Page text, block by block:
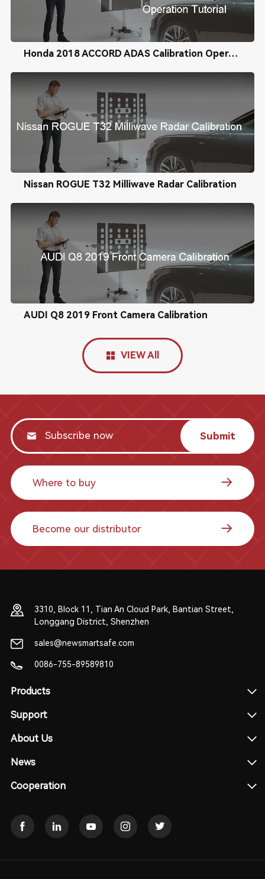
Honda 2018 ACCORD ADAS Calibration Operation Tutorial
Nissan ROGUE T32 Milliwave Radar Calibration
AUDI Q8 2019 Front Camera Calibration
VIEW All
Submit
Where to buy
Become our distributor
3310, Block 11, Tian An Cloud Park, Bantian Street,
Longgang District, Shenzhen
sales@newsmartsafe.com
0086-755-89589810
Products
Support
About Us
News
Cooperation